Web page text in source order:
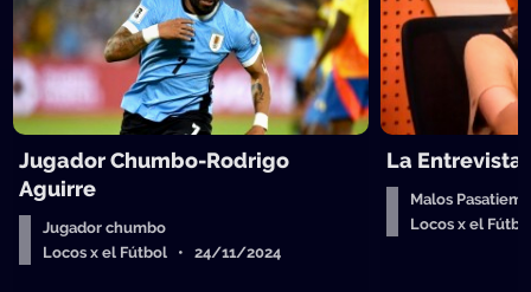
Jugador Chumbo-Rodrigo
Aguirre
Jugador chumbo
Locos x el Fútbol • 24/11/2024
La
Malos
Locos x el